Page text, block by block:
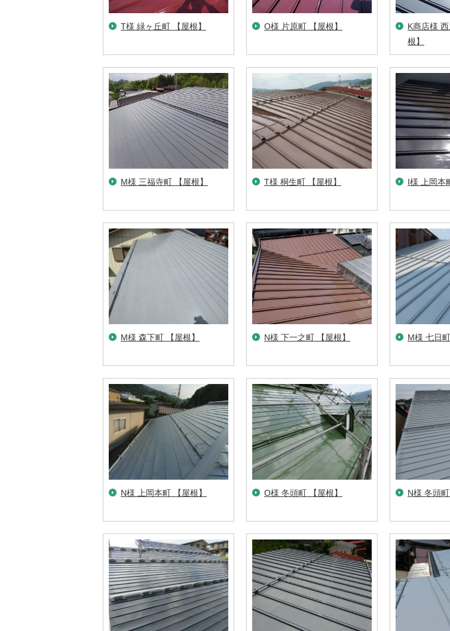
T様 緑ヶ丘町 【屋根】 O様 片原町 【屋根】
K商店様
根】
M様 三福寺町 【屋根】 T様 桐生町 【屋根】 I様 上岡本
M様 森下町 【屋根】 N様 下一之町 【屋根】 M様 七日
N様 上岡本町 【屋根】 O様 冬頭町 【屋根】 N様 冬頭町